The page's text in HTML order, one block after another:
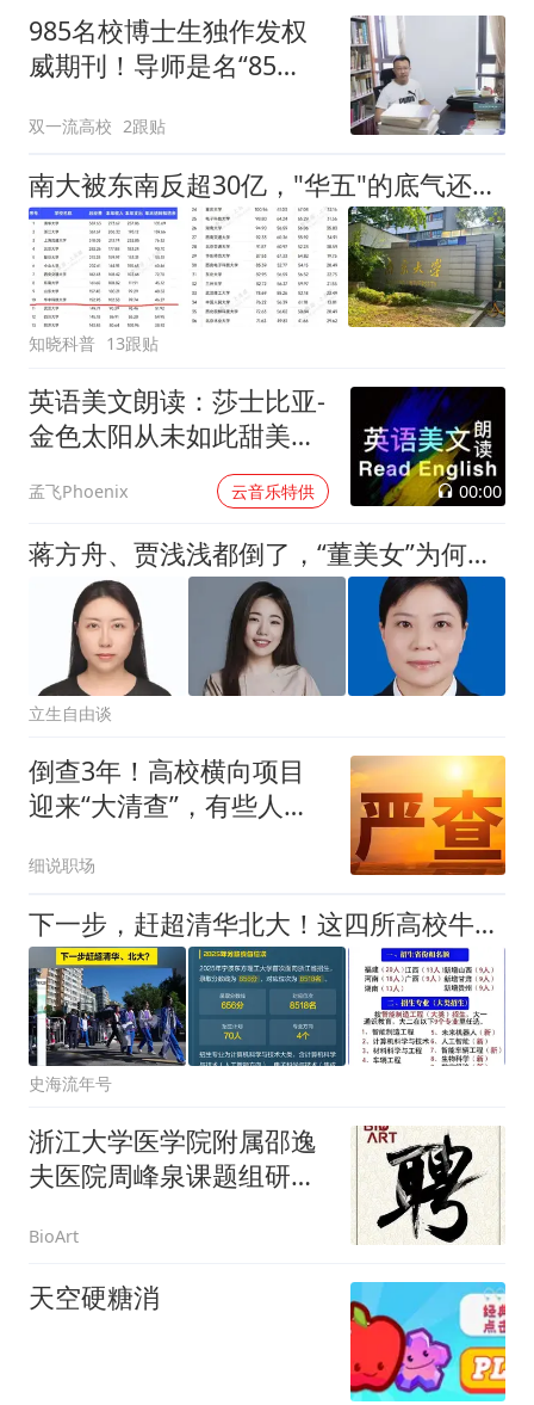
985名校博士生独作发权
威期刊！导师是名“85
双一流高校 2跟贴
南大被东南反超30亿，"华五"的底气还剩多少？
知晓科普 13跟贴
英语美文朗读：莎士比亚-
金色太阳从未如此甜美吻
孟飞Phoenix 云音乐特供 00:00
蒋方舟、贾浅浅都倒了，“董美女”为何还能那样“红”？湖大校长段献忠咋就不向人大、西大“抄抄作业”的呢！
立生自由谈
倒查3年！高校横向项目
迎来“大清查”，有些人该
细说职场
下一步，赶超清华北大！这四所高校牛气冲天
史海流年号
浙江大学医学院附属邵逸
夫医院周峰泉课题组研究
理招聘
BioArt
天空硬糖消